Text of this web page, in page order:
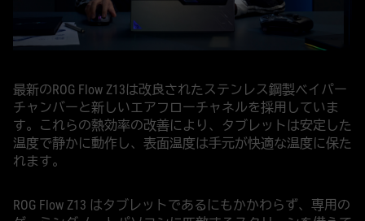
最新のROG Flow Z13は改良されたステンレス鋼製ベイパー
チャンバーと新しいエアフローチャネルを採用していま
す。これらの熱効率の改善により、タブレットは安定した
温度で静かに動作し、表面温度は手元が快適な温度に保た
れます。
ROG Flow Z13 はタブレットであるにもかかわらず、専用の